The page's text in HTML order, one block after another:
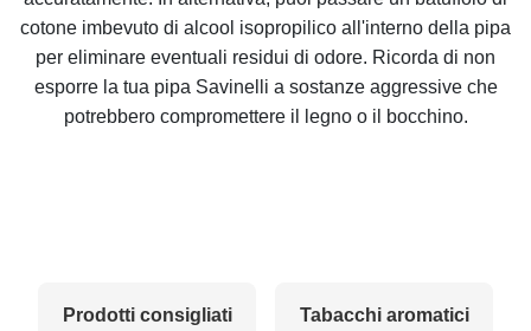
cotone imbevuto di alcool isopropilico all'interno della pipa
per eliminare eventuali residui di odore. Ricorda di non
esporre la tua pipa Savinelli a sostanze aggressive che
potrebbero compromettere il legno o il bocchino.
Prodotti consigliati
Tabacchi aromatici